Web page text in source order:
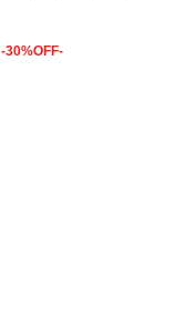
-30%OFF-